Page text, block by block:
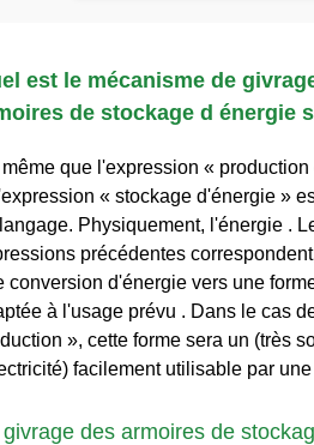
est le mécanisme de
de stockage d énergie
même que l'expression «
« stockage d'énergie »
Physiquement, l'énergie .
précédentes
conversion d'énergie vers une
à l'usage prévu . Dans le cas
», cette forme sera un (très
facilement utilisable par
des armoires de